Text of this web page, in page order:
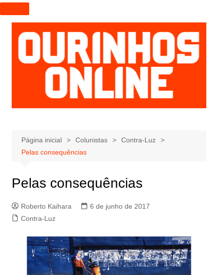
I
r
p
a
r
a
e
ú
o
Página inicial Colunistas
Contra-Luz
Pelas consequências
Pelas consequências
Roberto Kaihara
6 de junho de 2017
Contra-Luz